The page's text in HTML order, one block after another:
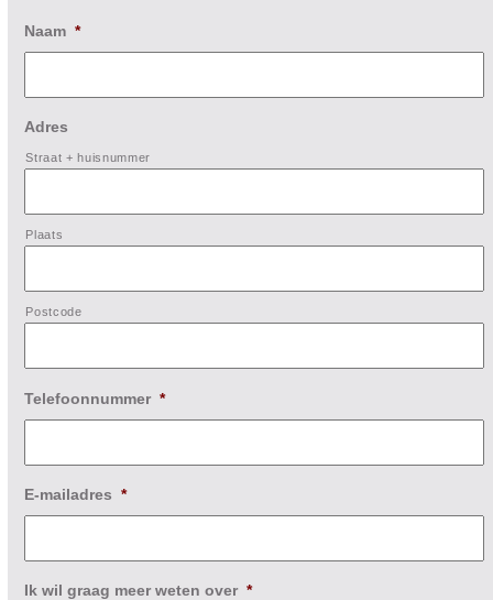
Naam *
Adres
Straat + huisnummer
Plaats
Postcode
Telefoonnummer *
E-mailadres *
Ik wil graag meer weten over *